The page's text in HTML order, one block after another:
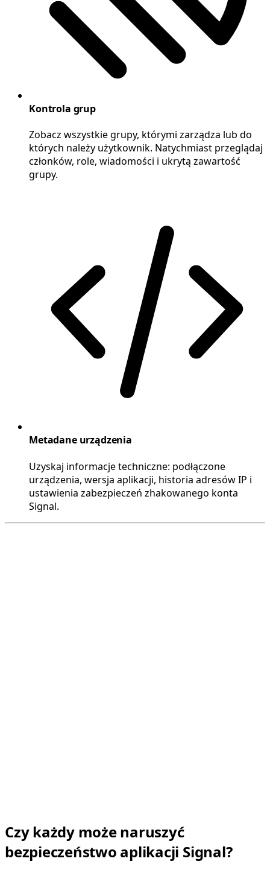
Kontrola grup
Zobacz wszystkie grupy, którymi zarządza lub do
których należy użytkownik. Natychmiast przeglądaj
członków, role, wiadomości i ukrytą zawartość
grupy.
Metadane urządzenia
Uzyskaj informacje techniczne: podłączone
urządzenia, wersja aplikacji, historia adresów IP i
ustawienia zabezpieczeń zhakowanego konta
Signal.
Czy każdy może naruszyć
bezpieczeństwo aplikacji Signal?